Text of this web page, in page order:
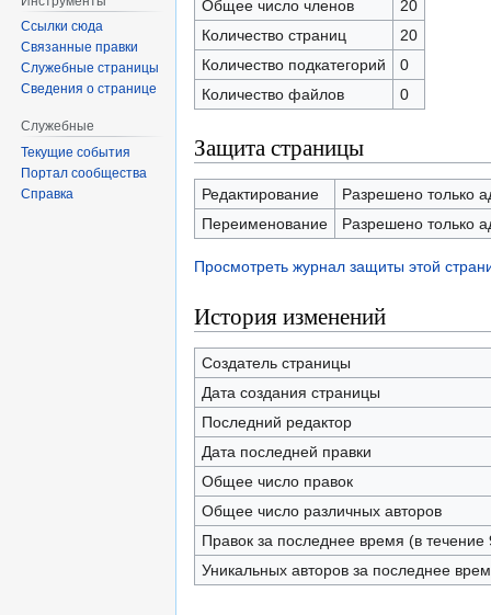
Общее число членов
20
Количество страниц
20
Количество подкатегорий
0
Количество файлов
0
Защита страницы
Редактирование
Разрешено только
Переименование
Разрешено только
Просмотреть журнал защиты этой
История изменений
Создатель страницы
Дата создания страницы
Последний редактор
Дата последней правки
Общее число правок
Общее число различных авторов
Правок за последнее время (в течение
Уникальных авторов за последнее
Ссылки сюда
Связанные правки
Служебные страницы
Сведения о странице
Служебные
Текущие события
Портал сообщества
Справка